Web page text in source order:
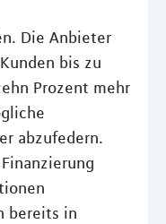
Die Anbieter
bis zu
Prozent mehr
abzufedern.
bereits in